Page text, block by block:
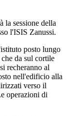
la sessione della
l'ISIS Zanussi.
posto lungo
da sul cortile
recheranno al
nell'edificio alla
verso il
operazioni di